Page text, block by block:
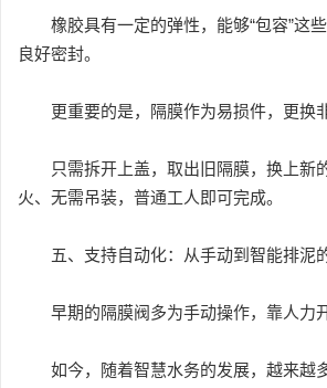
橡胶具有一定的弹性，能够“包容”这
良好密封。
更重要的是，隔膜作为易损件，更换非
只需拆开上盖，取出旧隔膜，换上新
火、无需吊装，普通工人即可完成。
五、支持自动化：从手动到智能排泥
早期的隔膜阀多为手动操作，靠人力开
如今，随着智慧水务的发展，越来越